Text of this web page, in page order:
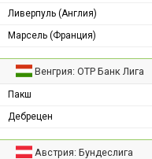
Ливерпуль (Англия)
Марсель (Франция)
Венгрия: ОТР Банк Лига
Пакш
Дебрецен
Австрия: Бундеслига